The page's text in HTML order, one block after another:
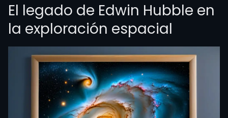
El legado de Edwin Hubble en
la exploración espacial